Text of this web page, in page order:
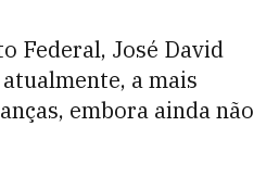
Federal, José David
a mais
embora ainda não